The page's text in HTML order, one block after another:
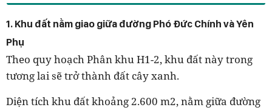
1. Khu đất nằm giao giữa đường Phó Đức Chính và Yên
Phụ
Theo quy hoạch Phân khu H1-2, khu đất này trong
tương lai sẽ trở thành đất cây xanh.
Diện tích khu đất khoảng 2.600 m2, nằm giữa đường